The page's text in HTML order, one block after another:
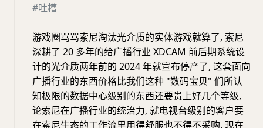
#吐槽
游戏圈骂骂索尼淘汰光介质的实体游戏就算了, 索尼
深耕了 20 多年的给广播行业 XDCAM 前后期系统设
计的光介质两年前的 2024 年就宣布停产了, 这套面向
广播行业的东西价格比我们这种 "数码宝贝" 们所认
知极限的数据中心级别的东西还要贵上好几个等级,
论索尼在广播行业的统治力, 就电视台级别的客户要
在索尼生态的工作流里用得舒服也不得不采购. 现在